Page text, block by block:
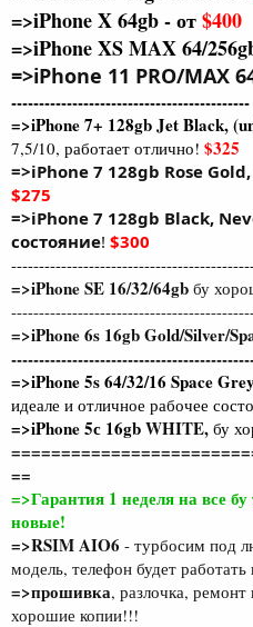
=>iPhone X 64gb -от$400
=>iPhone XS MAX 64/
=>iPhone 11 PRO/MAX
-------------------------------------------
=>iPhone 7+ 128gb Jet Black,
7,5/10, работает отлично! $325
=>iPhone 7 128gb Rose
$275
=>iPhone 7 128gb Black,
состояние! $300
=>iPhone SE 16/32/64gb бу
=>iPhone 6s 16gb Gold/Silver/
=>iPhone 5s 64/32/16 Space
идеале и отличное рабочее
=>iPhone 5с 16gbWHITE, бу
==
=>Гарантия 1 неделя на все
новые!
=>RSIM AIO6 - турбосим под
модель, телефон будет
=>прошивка, разлочка,
хорошие копии!!!